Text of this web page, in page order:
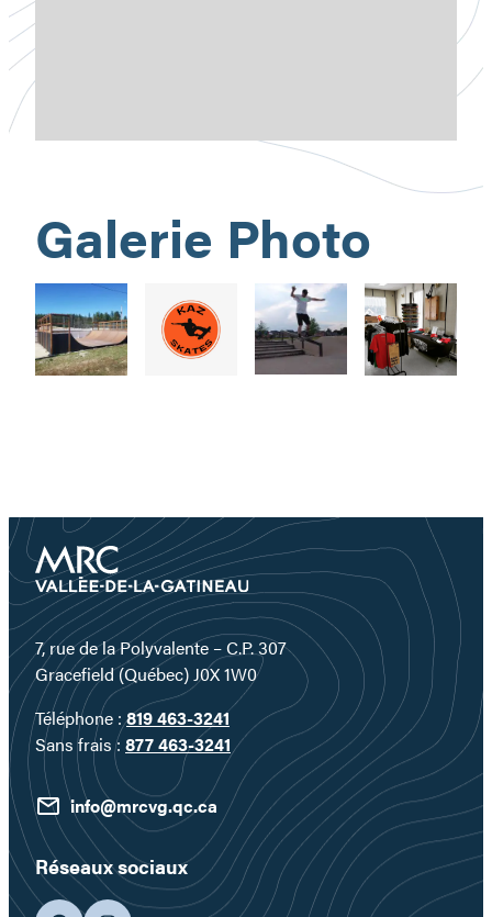
Galerie Photo
7, rue de la Polyvalente – C.P. 307
Gracefield (Québec) J0X 1W0
Téléphone :819 463-3241
Sans frais : 877 463-3241
info@mrcvg.qc.ca
Réseaux sociaux